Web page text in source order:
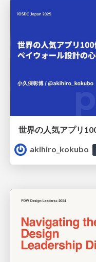
akihiro_kokubo